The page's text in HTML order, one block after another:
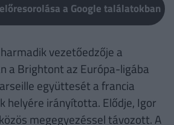
a Google találatokban
vezetőedzője a
a Brightont az Európa-ligába
együttesét a francia
helyére irányította. Elődje, Igor
megegyezéssel távozott. A